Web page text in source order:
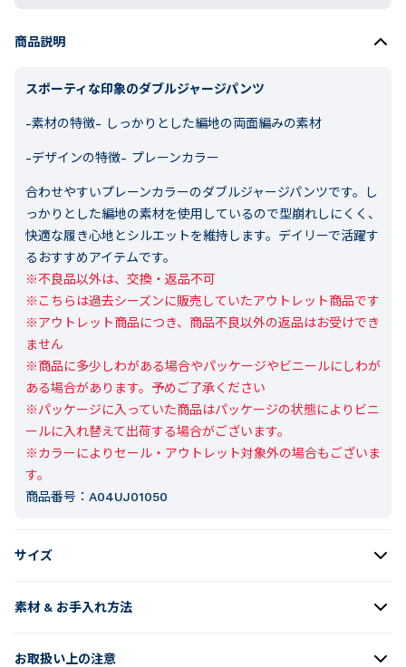
商品説明
スポーティな印象のダブルジャージパンツ
-素材の特徴- しっかりとした編地の両面編みの素材
-デザインの特徴- プレーンカラー
合わせやすいプレーンカラーのダブルジャージパンツです。し
っかりとした編地の素材を使用しているので型崩れしにくく、
快適な履き心地とシルエットを維持します。デイリーで活躍す
るおすすめアイテムです。
※不良品以外は、交換・返品不可
※こちらは過去シーズンに販売していたアウトレット商品です
※アウトレット商品につき、商品不良以外の返品はお受けでき
ません
※商品に多少しわがある場合やパッケージやビニールにしわが
ある場合があります。予めご了承ください
※パッケージに入っていた商品はパッケージの状態によりビニ
ールに入れ替えて出荷する場合がございます。
※カラーによりセール・アウトレット対象外の場合もございま
す。
商品番号： A04UJ01050
サイズ
素材 & お手入れ方法
お取扱い上の注意